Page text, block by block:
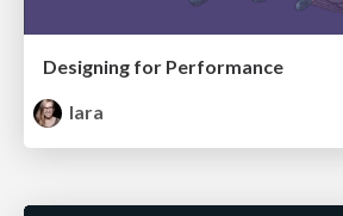
Designing for Performance
lara